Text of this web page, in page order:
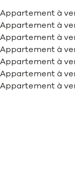
Max. budget
Appartement à
Appartement à
Appartement à
Appartement à
Appartement à
Appartement à
Appartement à